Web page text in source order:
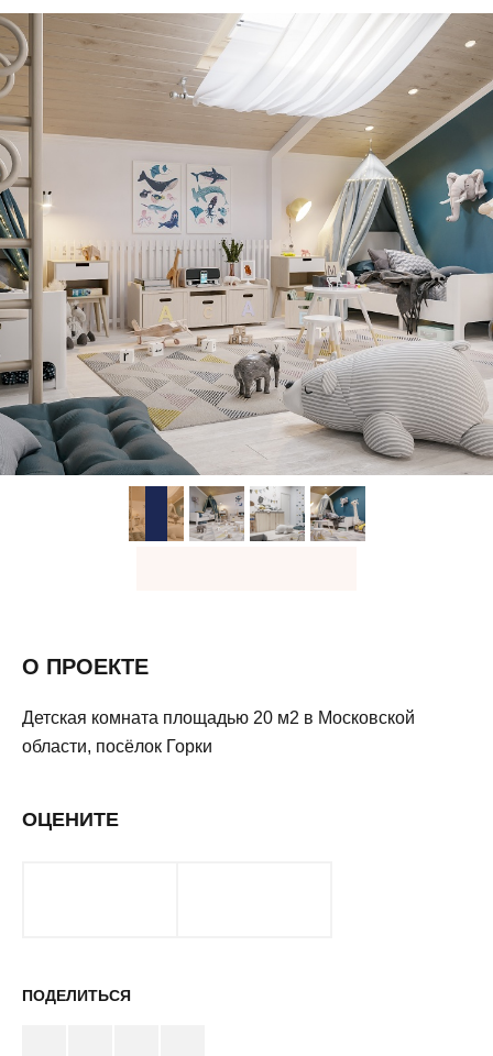
О ПРОЕКТЕ
Детская комната площадью 20 м2 в Московской
области, посёлок Горки
ОЦЕНИТЕ
ПОДЕЛИТЬСЯ